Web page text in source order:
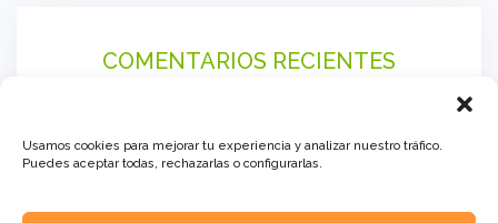
Usamos cookies para mejorar tu experiencia y analizar nuestro tráfico.
Puedes aceptar todas, rechazarlas o configurarlas.
COMENTARIOS RECIENTES